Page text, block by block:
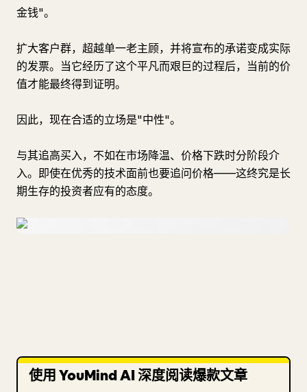
金钱"。
扩大客户群，超越单一老主顾，并将宣布的承诺变成实际
的发票。当它经历了这个平凡而艰巨的过程后，当前的价
值才能最终得到证明。
因此，现在合适的立场是"中性"。
与其追高买入，不如在市场降温、价格下跌时分阶段介
入。即使在优秀的技术面前也要追问价格——这终究是长
期生存的投资者应有的态度。
使用 YouMind AI 深度阅读爆款文章